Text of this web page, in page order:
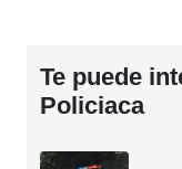
Te puede
Policiaca